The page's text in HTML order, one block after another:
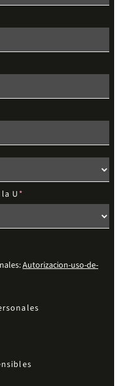
U
Autorizacion-uso-de-